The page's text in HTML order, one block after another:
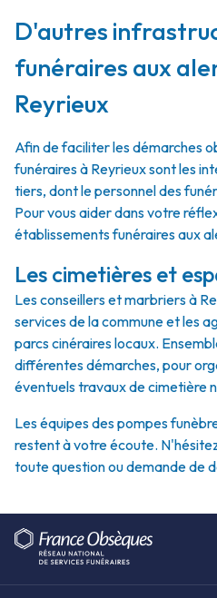
D'autres
funéraires aux
Reyrieux
Afin de faciliter les démarches
funéraires à Reyrieux sont les
tiers, dont le personnel des
Pour vous aider dans votre
établissements funéraires aux
Les cimetières et
Les conseillers et marbriers à
services de la commune et les
parcs cinéraires locaux.
différentes démarches, pour
éventuels travaux de cimetière
Les équipes des pompes
restent à votre écoute.
toute question ou demande de